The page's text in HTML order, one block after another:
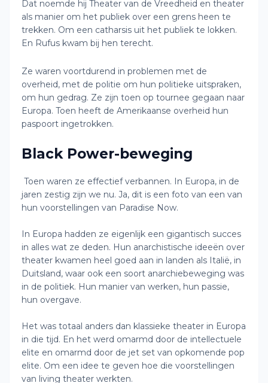
Dat noemde hij Theater van de Vreedheid en theater
als manier om het publiek over een grens heen te
trekken. Om een catharsis uit het publiek te lokken.
En Rufus kwam bij hen terecht.
Ze waren voortdurend in problemen met de
overheid, met de politie om hun politieke uitspraken,
om hun gedrag. Ze zijn toen op tournee gegaan naar
Europa. Toen heeft de Amerikaanse overheid hun
paspoort ingetrokken.
Black Power-beweging
Toen waren ze effectief verbannen. In Europa, in de
jaren zestig zijn we nu. Ja, dit is een foto van een van
hun voorstellingen van Paradise Now.
In Europa hadden ze eigenlijk een gigantisch succes
in alles wat ze deden. Hun anarchistische ideeën over
theater kwamen heel goed aan in landen als Italië, in
Duitsland, waar ook een soort anarchiebeweging was
in de politiek. Hun manier van werken, hun passie,
hun overgave.
Het was totaal anders dan klassieke theater in Europa
in die tijd. En het werd omarmd door de intellectuele
elite en omarmd door de jet set van opkomende pop
elite. Om een idee te geven hoe die voorstellingen
van living theater werkten.